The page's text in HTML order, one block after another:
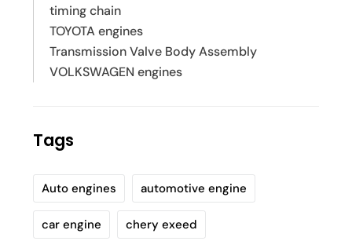
timing chain
TOYOTA engines
Transmission Valve Body Assembly
VOLKSWAGEN engines
Tags
Auto engines automotive engine
car engine chery exeed